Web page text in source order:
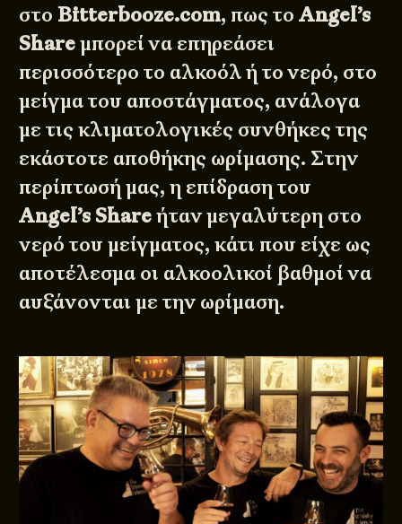
στο Bitterbooze.com, πως τοAngel’s
Shareμπορεί να επηρεάσει
περισσότερο το αλκοόλ ή το νερό, στο
μείγμα του αποστάγματος, ανάλογα
με τις κλιματολογικές συνθήκες της
εκάστοτε αποθήκης ωρίμασης. Στην
περίπτωσή μας, η επίδραση του
Angel’s Shareήταν μεγαλύτερη στο
νερό του μείγματος, κάτι που είχε ως
αποτέλεσμα οι αλκοολικοί βαθμοί να
αυξάνονται με την ωρίμαση.